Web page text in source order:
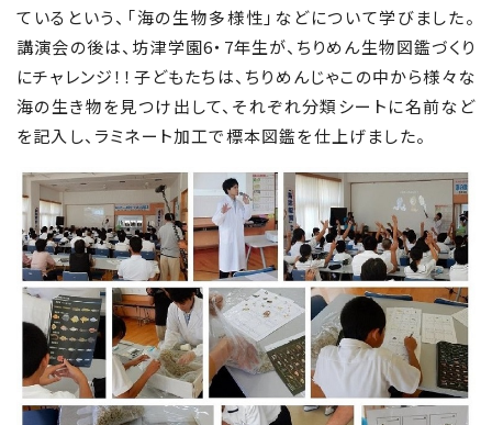
ているという、「海の生物多様性」などについて学びました。
講演会の後は、坊津学園6・7年生が、ちりめん生物図鑑づくり
にチャレンジ！！子どもたちは、ちりめんじゃこの中から様々な
海の生き物を見つけ出して、それぞれ分類シートに名前など
を記入し、ラミネート加工で標本図鑑を仕上げました。